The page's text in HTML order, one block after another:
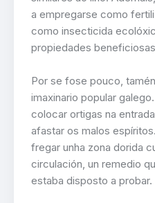
a empregarse como
como insecticida
propiedades
Por se fose pouco,
imaxinario popular
colocar ortigas na
afastar os malos
fregar unha zona dorida
circulación, un remedio
estaba disposto a probar.